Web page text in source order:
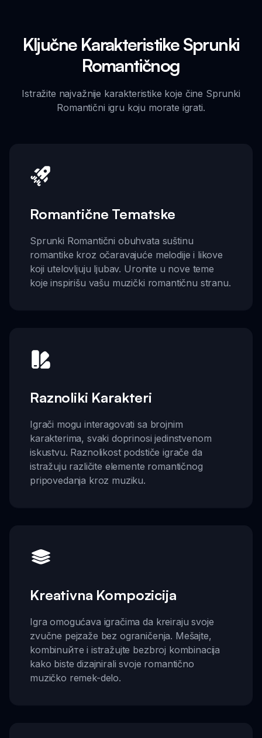
Ključne Karakteristike Sprunki
Romantičnog
Istražite najvažnije karakteristike koje čine Sprunki
Romantični igru koju morate igrati.
Romantične Tematske
Sprunki Romantični obuhvata suštinu
romantike kroz očaravajuće melodije i likove
koji utelovljuju ljubav. Uronite u nove teme
koje inspirišu vašu muzički romantičnu stranu.
Raznoliki Karakteri
Igrači mogu interagovati sa brojnim
karakterima, svaki doprinosi jedinstvenom
iskustvu. Raznolikost podstiče igrače da
istražuju različite elemente romantičnog
pripovedanja kroz muziku.
Kreativna Kompozicija
Igra omogućava igračima da kreiraju svoje
zvučne pejzaže bez ograničenja. Mešajte,
kombinuйте i istražujte bezbroj kombinacija
kako biste dizajnirali svoje romantično
muzičko remek-delo.